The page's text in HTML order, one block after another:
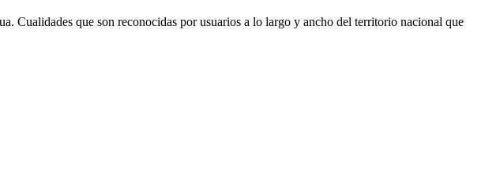
Cualidades que son reconocidas por usuarios a lo largo y ancho del territorio nacional que